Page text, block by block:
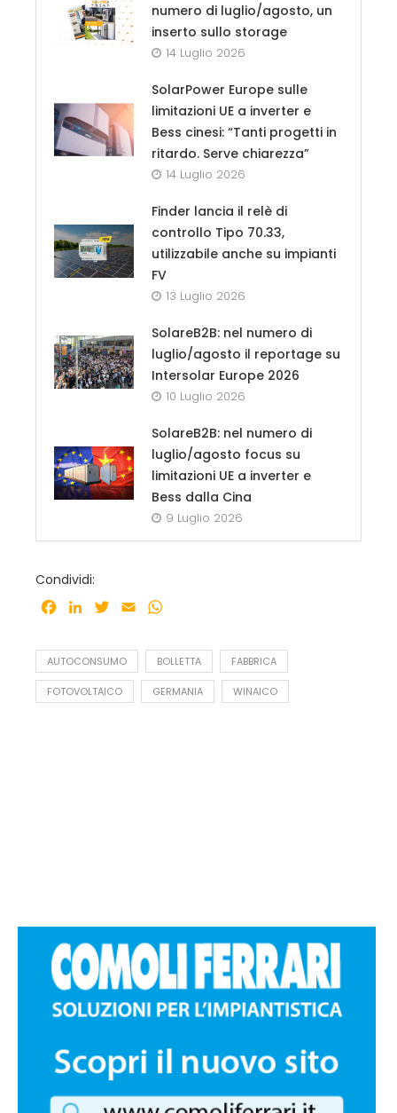
numero di luglio/agosto, un
inserto sullo storage
14 Luglio 2026
SolarPower Europe sulle
limitazioni UE a inverter e
Bess cinesi: “Tanti progetti in
ritardo. Serve chiarezza”
14 Luglio 2026
Finder lancia il relè di
controllo Tipo 70.33,
utilizzabile anche su impianti
FV
13 Luglio 2026
SolareB2B: nel numero di
luglio/agosto il reportage su
Intersolar Europe 2026
10 Luglio 2026
SolareB2B: nel numero di
luglio/agosto focus su
limitazioni UE a inverter e
Bess dalla Cina
9 Luglio 2026
Condividi:
Facebook
LinkedInTwitter
Email
AUTOCONSUMO BOLLETTA FABBRICA
FOTOVOLTAICO GERMANIA WINAICO